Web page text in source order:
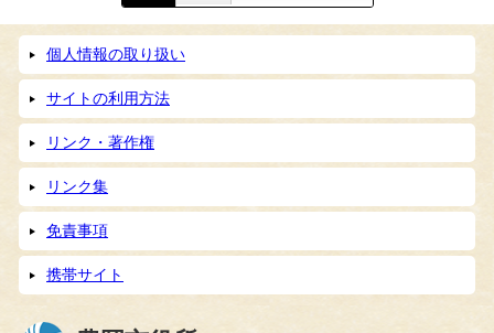
個人情報の取り扱い
サイトの利用方法
リンク・著作権
リンク集
免責事項
携帯サイト